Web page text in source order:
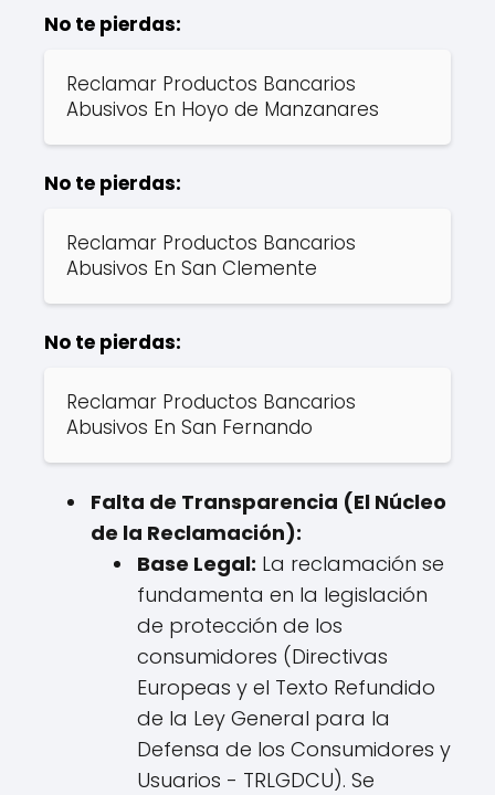
No te pierdas:
Reclamar Productos Bancarios
Abusivos En Hoyo de Manzanares
No te pierdas:
Reclamar Productos Bancarios
Abusivos En San Clemente
No te pierdas:
Reclamar Productos Bancarios
Abusivos En San Fernando
Falta de Transparencia (El Núcleo
de la Reclamación):
Base Legal: La reclamación se
fundamenta en la legislación
de protección de los
consumidores (Directivas
Europeas y el Texto Refundido
de la Ley General para la
Defensa de los Consumidores y
Usuarios - TRLGDCU). Se